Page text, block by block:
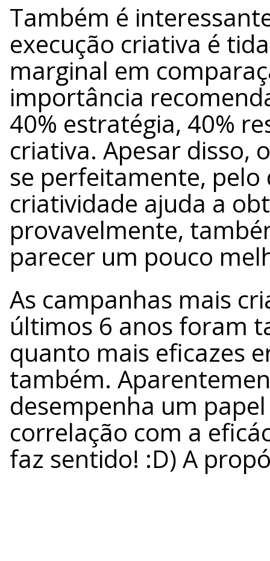
Também é
execução criativa é
marginal em
importância
40% estratégia, 40%
criativa. Apesar disso,
se perfeitamente,
criatividade ajuda a
provavelmente,
parecer um pouco
As campanhas mais
últimos 6 anos foram
quanto mais eficazes
também.
desempenha um
correlação com a
faz sentido! :D) A